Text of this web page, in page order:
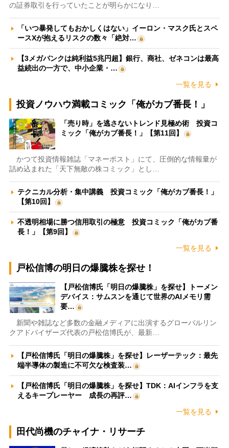
の証券取引を行っていたことが明らかになり…
「いつ暴発してもおかしくはない」イーロン・マスク氏とスペ
ースXが抱えるリスクの数々「絶対…
【3メガバンクは純利益5兆円超】銀行、商社、ゼネコンは最高
益続出の一方で、中小企業・…
一覧を見る
投資ノウハウ満載コミック「俺がカブ番長！」
「売り時」を逃さないトレンド見極め術 投資コ
ミック「俺がカブ番長！」【第11回】
かつて投資情報雑誌「マネーポスト」にて、圧倒的な情報量が
詰め込まれた「天下無敵の株コミック」とし…
テクニカル分析・集中講義 投資コミック「俺がカブ番長！」
【第10回】
不透明相場に勝つ信用取引の極意 投資コミック「俺がカブ番
長！」【第9回】
一覧を見る
戸松信博の明日の爆騰株を探せ！
【戸松信博氏「明日の爆騰株」を探せ】トーメン
デバイス：サムスンを通じて世界のAIメモリ需
要…
新聞や雑誌など多数の金融メディアに出演するグローバルリン
クアドバイザーズ代表の戸松信博氏が、最新…
【戸松信博氏「明日の爆騰株」を探せ】レーザーテック：最先
端半導体の製造に不可欠な検査装…
【戸松信博氏「明日の爆騰株」を探せ】TDK：AIインフラを支
えるキープレーヤー 成長の再評…
一覧を見る
田代尚機のチャイナ・リサーチ